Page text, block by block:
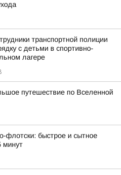
транспортной полиции
с детьми в спортивно-
лагере
путешествие по Вселенной
флотски: быстрое и сытное
минут